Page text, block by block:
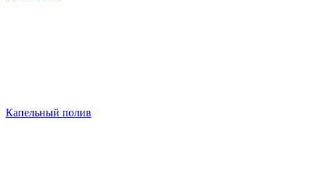
Капельный полив